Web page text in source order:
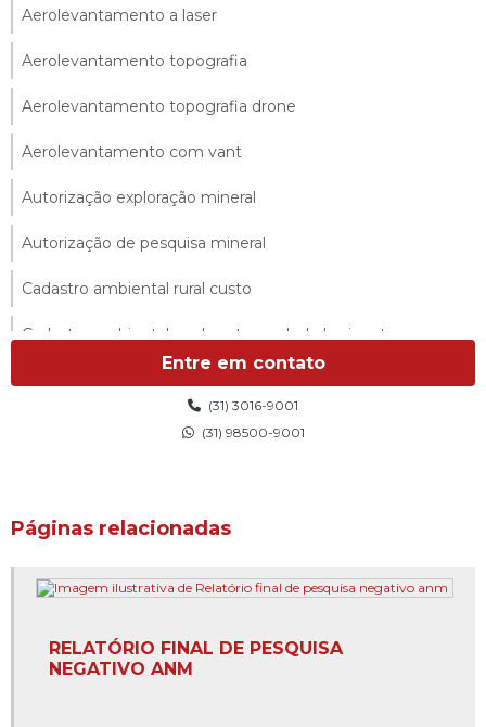
Aerolevantamento a laser
Aerolevantamento topografia
Aerolevantamento topografia drone
Aerolevantamento com vant
Autorização exploração mineral
Autorização de pesquisa mineral
Cadastro ambiental rural custo
Cadastro ambiental rural custo em belo horizonte
Cadastro ambiental rural empresa
Cadastro ambiental rural preço
Cartografia digital e gps
Entre em contato
(31) 3016-9001
(31) 98500-9001
Páginas relacionadas
RELATÓRIO FINAL DE PESQUISA
NEGATIVO ANM